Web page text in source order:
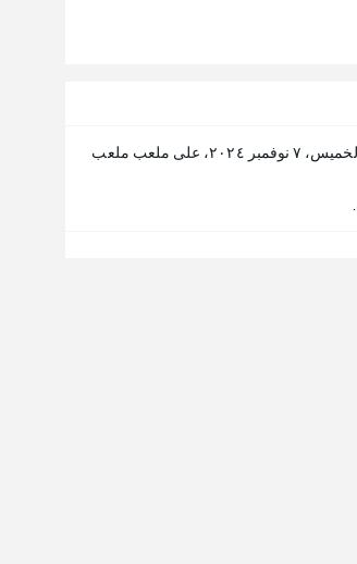
، في الخميس، ٧ نوفمبر ٢٠٢٤، على ملعب ملعب